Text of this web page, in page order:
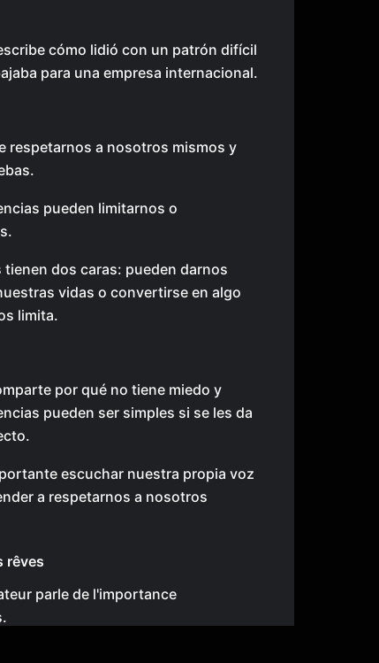
cómo lidió con un patrón difícil
para una empresa internacional.
respetarnos a nosotros mismos y
pueden limitarnos o
tienen dos caras: pueden darnos
vidas o convertirse en algo
limita.
por qué no tiene miedo y
pueden ser simples si se les da
escuchar nuestra propia voz
a respetarnos a nosotros
rêves
parle de l'importance